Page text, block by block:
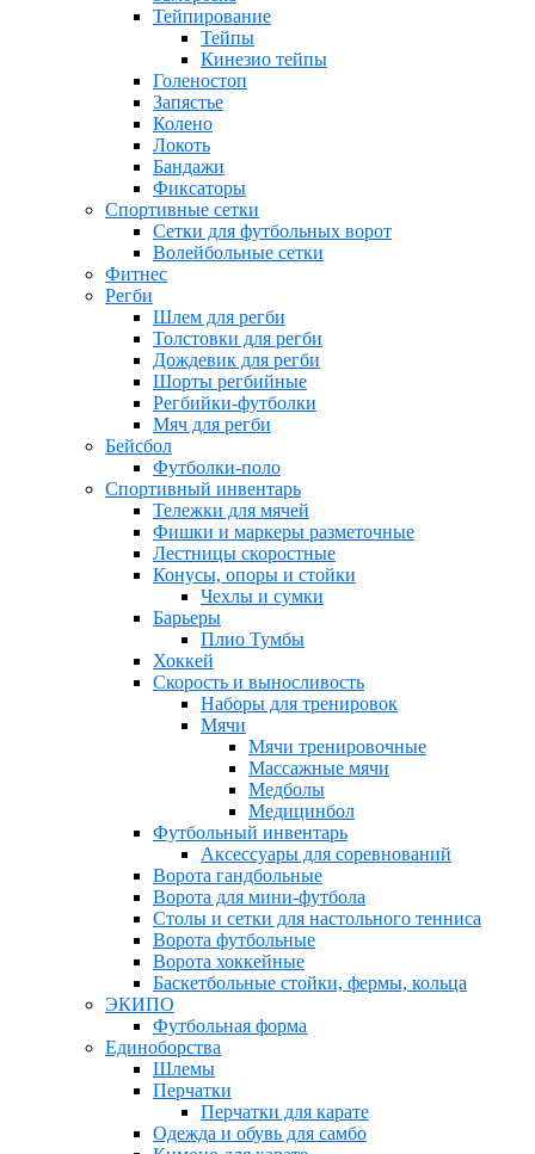
Тейпирование
Тейпы
Кинезио тейпы
Голеностоп
Запястье
Колено
Локоть
Бандажи
Фиксаторы
Спортивные сетки
Сетки для футбольных ворот
Волейбольные сетки
Фитнес
Регби
Шлем для регби
Толстовки для регби
Дождевик для регби
Шорты регбийные
Регбийки-футболки
Мяч для регби
Бейсбол
Футболки-поло
Спортивный инвентарь
Тележки для мячей
Фишки и маркеры разметочные
Лестницы скоростные
Конусы, опоры и стойки
Чехлы и сумки
Барьеры
Плио Тумбы
Хоккей
Скорость и выносливость
Наборы для тренировок
Мячи
Мячи тренировочные
Массажные мячи
Медболы
Медицинбол
Футбольный инвентарь
Аксессуары для соревнований
Ворота гандбольные
Ворота для мини-футбола
Столы и сетки для настольного тенниса
Ворота футбольные
Ворота хоккейные
Баскетбольные стойки, фермы, кольца
ЭКИПО
Футбольная форма
Единоборства
Шлемы
Перчатки
Перчатки для карате
Одежда и обувь для самбо